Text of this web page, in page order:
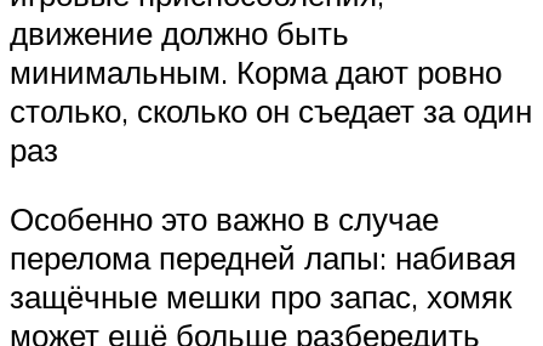
движение должно быть
минимальным. Корма дают ровно
столько, сколько он съедает за один
раз
Особенно это важно в случае
перелома передней лапы: набивая
защёчные мешки про запас, хомяк
может ещё больше разбередить